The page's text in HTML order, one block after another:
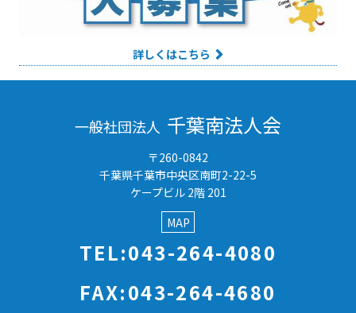
詳しくはこちら
一般社団法人 千葉南法人会
〒260-0842
千葉県千葉市中央区南町2-22-5
ケープビル 2階 201
MAP
TEL:043-264-4080
FAX:043-264-4680